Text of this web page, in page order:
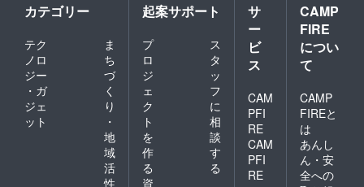
カテゴリー
テク
ノロ
ジー
・ガ
ジェ
ット
ま
ち
づ
く
り
・
地
域
活
性
起案サポート
プ
ロ
ジ
ェ
ク
ト
を
作
る
ス
タ
ッ
フ
に
相
談
す
る
資
サ
ー
ビ
ス
CAM
PFI
RE
CAM
PFI
RE
CAMP
FIRE
につい
て
CAMP
FIREと
は
あんし
ん・安
全への